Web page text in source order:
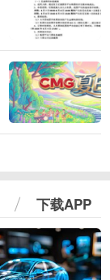
下载APP